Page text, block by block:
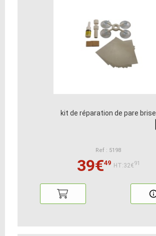
kit de réparation de pare brise
Ref : 5198
39€49 HT:32€91